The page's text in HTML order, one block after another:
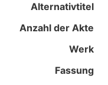
Alternativtitel
Anzahl der Akte
Werk
Fassung